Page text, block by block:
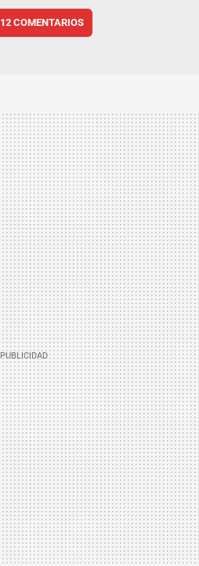
12 COMENTARIOS